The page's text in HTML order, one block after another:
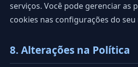
serviços. Você pode gerenciar as
cookies nas configurações do seu
8. Alterações na Política